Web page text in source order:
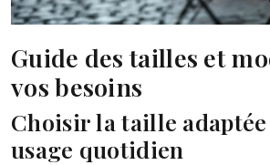
Guide des tailles et
vos besoins
Choisir la taille
usage quotidien